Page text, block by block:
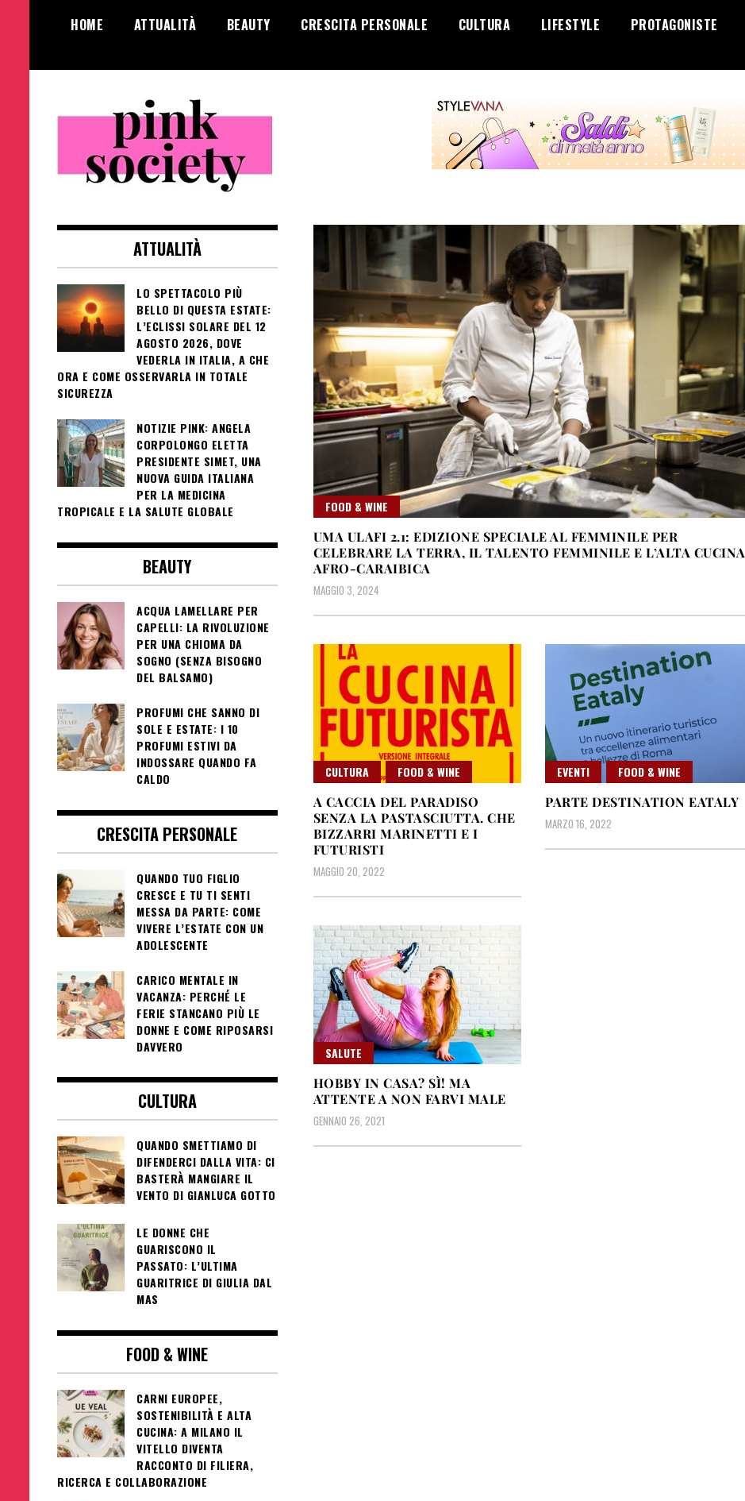
HOME ATTUALITÀ BEAUTY CRESCITA PERSONALE CULTURA LIFESTYLE PROTAGONISTE
Pink Society
femminile
FOOD & WINE
UMA ULAFI 2.1: EDIZIONE SPECIALE AL FEMMINILE PER
CELEBRARE LA TERRA, IL TALENTO FEMMINILE E L’ALTA CUCINA
AFRO-CARAIBICA
MAGGIO 3, 2024
CULTURA
FOOD & WINE
A CACCIA DEL PARADISO
SENZA LA PASTASCIUTTA. CHE
BIZZARRI MARINETTI E I
FUTURISTI
MAGGIO 20, 2022
EVENTI
FOOD & WINE
PARTE DESTINATION EATALY
MARZO 16, 2022
SALUTE
HOBBY IN CASA? SÌ! MA
ATTENTE A NON FARVI MALE
GENNAIO 26, 2021
ATTUALITÀ
LO SPETTACOLO PIÙ
BELLO DI QUESTA ESTATE:
L’ECLISSI SOLARE DEL 12
AGOSTO 2026, DOVE
VEDERLA IN ITALIA, A CHE
ORA E COME OSSERVARLA IN TOTALE
SICUREZZA
NOTIZIE PINK: ANGELA
CORPOLONGO ELETTA
PRESIDENTE SIMET, UNA
NUOVA GUIDA ITALIANA
PER LA MEDICINA
TROPICALE E LA SALUTE GLOBALE
BEAUTY
ACQUA LAMELLARE PER
CAPELLI: LA RIVOLUZIONE
PER UNA CHIOMA DA
SOGNO (SENZA BISOGNO
DEL BALSAMO)
PROFUMI CHE SANNO DI
SOLE E ESTATE: I 10
PROFUMI ESTIVI DA
INDOSSARE QUANDO FA
CALDO
CRESCITA PERSONALE
QUANDO TUO FIGLIO
CRESCE E TU TI SENTI
MESSA DA PARTE: COME
VIVERE L’ESTATE CON UN
ADOLESCENTE
CARICO MENTALE IN
VACANZA: PERCHÉ LE
FERIE STANCANO PIÙ LE
DONNE E COME RIPOSARSI
DAVVERO
CULTURA
QUANDO SMETTIAMO DI
DIFENDERCI DALLA VITA: CI
BASTERÀ MANGIARE IL
VENTO DI GIANLUCA GOTTO
LE DONNE CHE
GUARISCONO IL
PASSATO: L’ULTIMA
GUARITRICE DI GIULIA DAL
MAS
FOOD & WINE
CARNI EUROPEE,
SOSTENIBILITÀ E ALTA
CUCINA: A MILANO IL
VITELLO DIVENTA
RACCONTO DI FILIERA,
RICERCA E COLLABORAZIONE